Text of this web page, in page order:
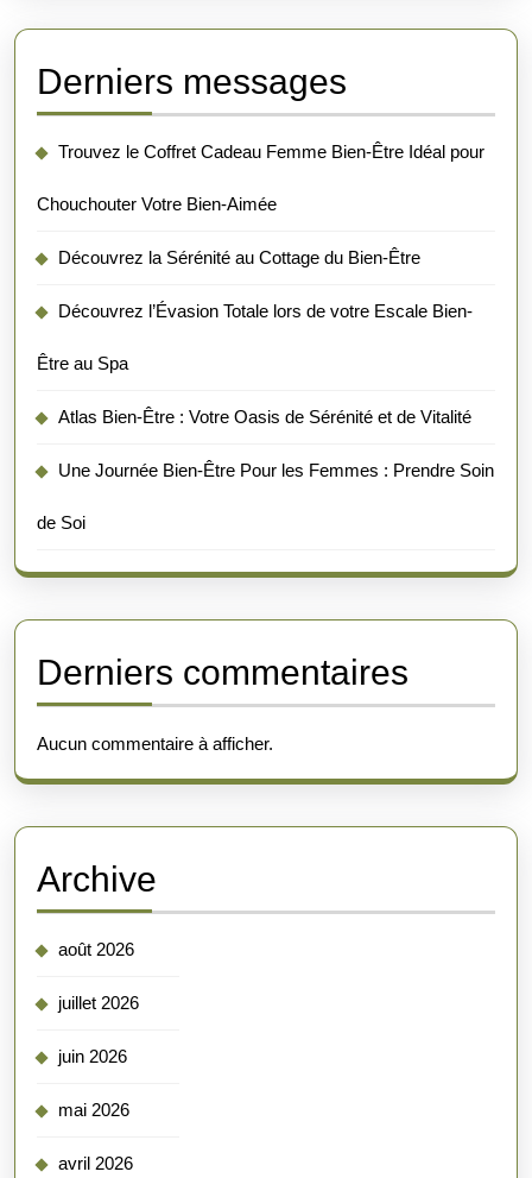
Derniers messages
Trouvez le Coffret Cadeau Femme Bien-Être Idéal pour
Chouchouter Votre Bien-Aimée
Découvrez la Sérénité au Cottage du Bien-Être
Découvrez l’Évasion Totale lors de votre Escale Bien-
Être au Spa
Atlas Bien-Être : Votre Oasis de Sérénité et de Vitalité
Une Journée Bien-Être Pour les Femmes : Prendre Soin
de Soi
Derniers commentaires
Aucun commentaire à afficher.
Archive
août 2026
juillet 2026
juin 2026
mai 2026
avril 2026